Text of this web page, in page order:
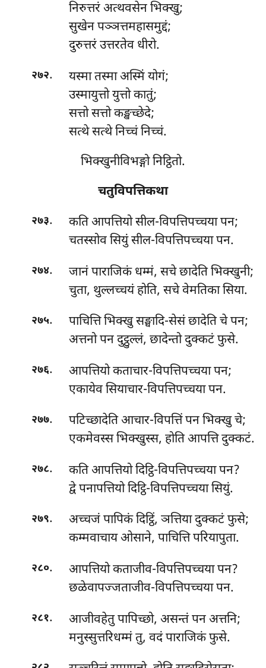
निरुत्तरं अत्थवसेन भिक्खु;
सुखेन पञ्ञत्तमहासमुद्दं;
दुरुत्तरं उत्तरतेव धीरो.
२७२.
यस्मा तस्मा अस्मिं योगं;
उस्मायुत्तो युत्तो कातुं;
सत्तो सत्तो कङ्खच्छेदे;
सत्थे सत्थे निच्चं निच्चं.
भिक्खुनीविभङ्गो निट्ठितो.
चतुविपत्तिकथा
२७३.
कति आपत्तियो सील-विपत्तिपच्चया पन;
चतस्सोव सियुं सील-विपत्तिपच्चया पन.
२७४.
जानं पाराजिकं धम्मं, सचे छादेति भिक्खुनी;
चुता, थुल्लच्चयं होति, सचे वेमतिका सिया.
२७५.
पाचित्ति भिक्खु सङ्घादि-सेसं छादेति चे पन;
अत्तनो पन दुट्ठुल्लं, छादेन्तो दुक्कटं फुसे.
२७६. आपत्तियोकताचार-विपत्तिपच्चया पन;
एकायेव सियाचार-विपत्तिपच्चया पन.
२७७.
पटिच्छादेति आचार-विपत्तिं पन भिक्खु चे;
एकमेवस्स भिक्खुस्स, होति आपत्ति दुक्कटं.
२७८.
कति आपत्तियो दिट्ठि-विपत्तिपच्चया पन?
द्वे पनापत्तियो दिट्ठि-विपत्तिपच्चया सियुं.
२७९. अच्चजंपापिकं दिट्ठिं, ञत्तिया दुक्कटं फुसे;
कम्मवाचाय ओसाने, पाचित्ति परियापुता.
२८०.
आपत्तियो कताजीव-विपत्तिपच्चया पन?
छळेवापज्जताजीव-विपत्तिपच्चया पन.
२८१.
आजीवहेतु पापिच्छो, असन्तं पन अत्तनि;
मनुस्सुत्तरिधम्मं तु, वदं पाराजिकं फुसे.